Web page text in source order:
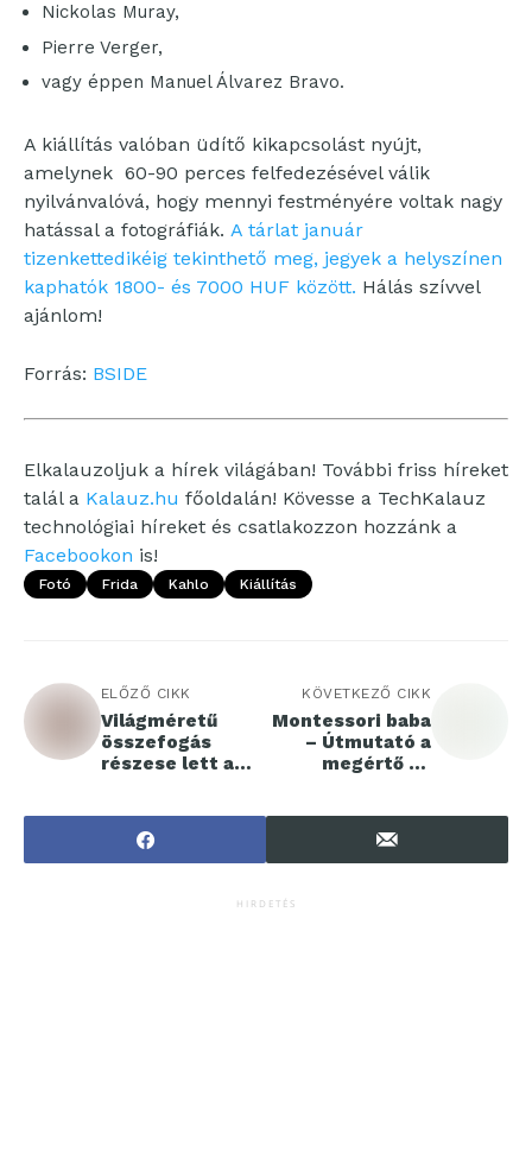
Nickolas Muray,
Pierre Verger,
vagy éppen Manuel Álvarez Bravo.
A kiállítás valóban üdítő kikapcsolást nyújt,
amelynek 60-90 perces felfedezésével válik
nyilvánvalóvá, hogy mennyi festményére voltak nagy
hatással a fotográfiák. A tárlat január
tizenkettedikéig tekinthető meg, jegyek a helyszínen
kaphatók 1800- és 7000 HUF között. Hálás szívvel
ajánlom!
Forrás: BSIDE
Elkalauzoljuk a hírek világában! További friss híreket
talál a Kalauz.hu főoldalán! Kövesse a TechKalauz
technológiai híreket és csatlakozzon hozzánk a
Facebookon is!
Fotó Frida Kahlo Kiállítás
ELŐZŐ CIKK
Világméretű
összefogás
részese lett a
KÖVETKEZŐ CIKK
Montessori baba
– Útmutató a
megértő és
HIRDETÉS